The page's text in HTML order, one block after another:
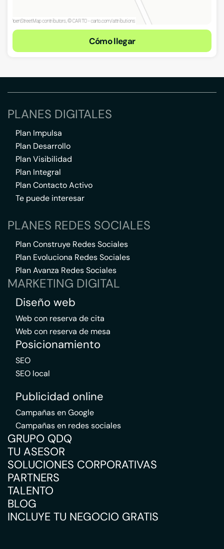
Cómo llegar
PLANES DIGITALES
Plan Impulsa
Plan Desarrollo
Plan Visibilidad
Plan Integral
Plan Contacto Activo
Te puede interesar
PLANES REDES SOCIALES
Plan Construye Redes Sociales
Plan Evoluciona Redes Sociales
Plan Avanza Redes Sociales
MARKETING DIGITAL
Diseño web
Web con reserva de cita
Web con reserva de mesa
Posicionamiento
SEO
SEO local
Publicidad online
Campañas en Google
Campañas en redes sociales
GRUPO QDQ
TU ASESOR
SOLUCIONES CORPORATIVAS
PARTNERS
TALENTO
BLOG
INCLUYE TU NEGOCIO GRATIS